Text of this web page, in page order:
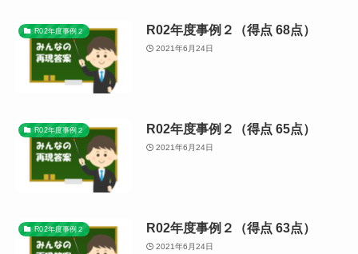
R02年度事例２ R02年度事例２（得点 68点）
2021年6月24日
R02年度事例２ R02年度事例２（得点 65点）
2021年6月24日
R02年度事例２ R02年度事例２（得点 63点）
2021年6月24日